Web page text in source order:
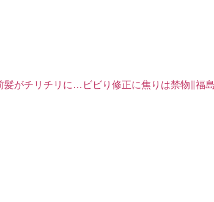
髪がチリチリに…ビビり修正に焦りは禁物∥福